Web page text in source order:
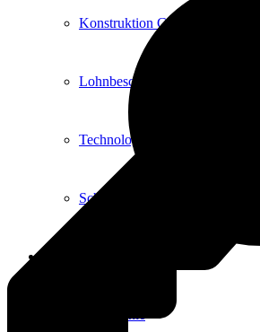
Konstruktion CAD / CAM
Lohnbeschriftung
Technologietransfer
Schulung-Service-Wartung